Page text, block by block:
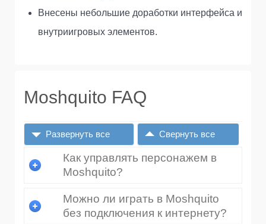
Внесены небольшие доработки интерфейса и
внутриигровых элементов.
Moshquito FAQ
Развернуть все Свернуть все
Как управлять персонажем в
Moshquito?
Можно ли играть в Moshquito
без подключения к интернету?